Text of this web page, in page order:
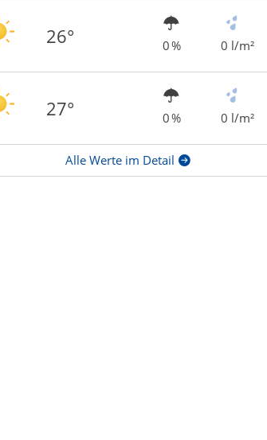
26° 0 % 0 l/m²
27° 0 % 0 l/m²
Alle Werte im Detail